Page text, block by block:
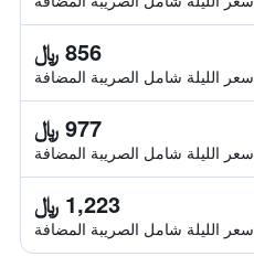
856 ﷼
سعر الليلة شامل الصريبة المضافة
977 ﷼
سعر الليلة شامل الصريبة المضافة
1,223 ﷼
سعر الليلة شامل الصريبة المضافة